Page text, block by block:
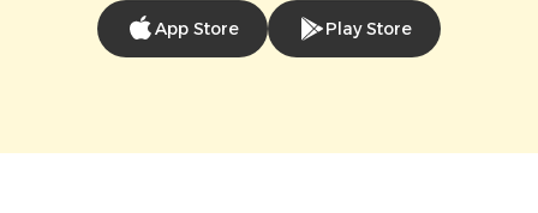
App Store Play Store